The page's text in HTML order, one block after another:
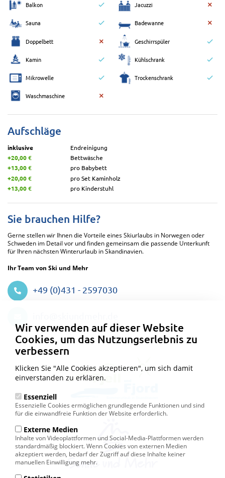
Balkon Jacuzzi
Sauna Badewanne
Doppelbett Geschirrspüler
Kamin Kühlschrank
Mikrowelle Trockenschrank
Waschmaschine
Aufschläge
inklusive
Endreinigung
+20,00 €
Bettwäsche
+13,00 €
pro Babybett
+20,00 €
pro Set Kaminholz
+13,00 €
pro Kinderstuhl
Sie brauchen Hilfe?
Gerne stellen wir Ihnen die Vorteile eines Skiurlaubs in Norwegen oder
Schweden im Detail vor und finden gemeinsam die passende Unterkunft
für Ihren nächsten Winterurlaub in Skandinavien.
Ihr Team von Ski und Mehr
+49 (0)431 - 2597030
Wir verwenden auf dieser Website
Cookies, um das Nutzungserlebnis zu
verbessern
Klicken Sie "Alle Cookies akzeptieren", um sich damit
einverstanden zu erklären.
Essenziell
Essenzielle Cookies ermöglichen grundlegende Funktionen und sind
für die einwandfreie Funktion der Website erforderlich.
Externe Medien
Inhalte von Videoplattformen und Social-Media-Plattformen werden
standardmäßig blockiert. Wenn Cookies von externen Medien
akzeptiert werden, bedarf der Zugriff auf diese Inhalte keiner
manuellen Einwilligung mehr.